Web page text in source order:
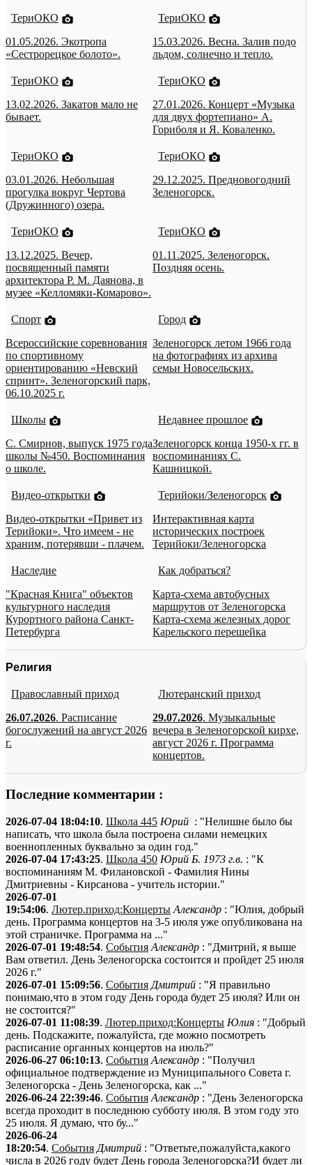
ТериОКО
01.05.2026. Экотропа
«Сестрорецкое болото».
ТериОКО
15.03.2026. Весна. Залив подо
льдом, солнечно и тепло.
ТериОКО
13.02.2026. Закатов мало не
бывает.
ТериОКО
27.01.2026. Концерт «Музыка
для двух фортепиано» А.
Гориболя и Я. Коваленко.
ТериОКО
03.01.2026. Небольшая
прогулка вокруг Чертова
(Дружинного) озера.
ТериОКО
29.12.2025. Предновогодний
Зеленогорск.
ТериОКО
13.12.2025. Вечер,
посвященный памяти
архитектора Р. М. Даянова, в
музее «Келломяки-Комарово».
ТериОКО
01.11.2025. Зеленогорск.
Поздняя осень.
Спорт
Всероссийские соревнования
по спортивному
ориентированию «Невский
спринт». Зеленогорский парк,
06.10.2025 г.
Город
Зеленогорск летом 1966 года
на фотографиях из архива
семьи Новосельских.
Школы
С. Смирнов, выпуск 1975 года
школы №450. Воспоминания
о школе.
Недавнее прошлое
Зеленогорск конца 1950-х гг. в
воспоминаниях С.
Кашницкой.
Видео-открытки
Видео-открытки «Привет из
Терийоки». Что имеем - не
храним, потерявши - плачем.
Терийоки/Зеленогорск
Интерактивная карта
исторических построек
Терийоки/Зеленогорска
Наследие
"Красная Книга" объектов
культурного наследия
Курортного района Санкт-
Петербурга
Как добраться?
Карта-схема автобусных
маршрутов от Зеленогорска
Карта-схема железных дорог
Карельского перешейка
Религия
Православный приход
26.07.2026. Расписание
богослужений на август 2026
г.
Лютеранский приход
29.07.2026. Музыкальные
вечера в Зеленогорской кирхе,
август 2026 г. Программа
концертов.
Последние комментарии :
2026-07-04 18:04:10. Школа 445 Юрий : "Нелишне было бы
написать, что школа была построена силами немецких
военнопленных буквально за один год."
2026-07-04 17:43:25. Школа 450 Юрий Б. 1973 г.в. : "К
воспоминаниям М. Филановской - Фамилия Нины
Дмитриевны - Кирсанова - учитель истории."
2026-07-01
19:54:06. Лютер.приход:Концерты Александр : "Юлия, добрый
день. Программа концертов на 3-5 июля уже опубликована на
этой страничке. Программа на ..."
2026-07-01 19:48:54. События Александр : "Дмитрий, я выше
Вам ответил. День Зеленогорска состоится и пройдет 25 июля
2026 г."
2026-07-01 15:09:56. События Дмитрий : "Я правильно
понимаю,что в этом году День города будет 25 июля? Или он
не состоится?"
2026-07-01 11:08:39. Лютер.приход:Концерты Юлия : "Добрый
день. Подскажите, пожалуйста, где можно посмотреть
расписание органных концертов на июль?"
2026-06-27 06:10:13. События Александр : "Получил
официальное подтверждение из Муниципального Совета г.
Зеленогорска - День Зеленогорска, как ..."
2026-06-24 22:39:46. События Александр : "День Зеленогорска
всегда проходит в последнюю субботу июля. В этом году это
25 июля. Я думаю, что бу..."
2026-06-24
18:20:54. События Дмитрий : "Ответьте,пожалуйста,какого
числа в 2026 году будет День города Зеленогорска?И будет ли